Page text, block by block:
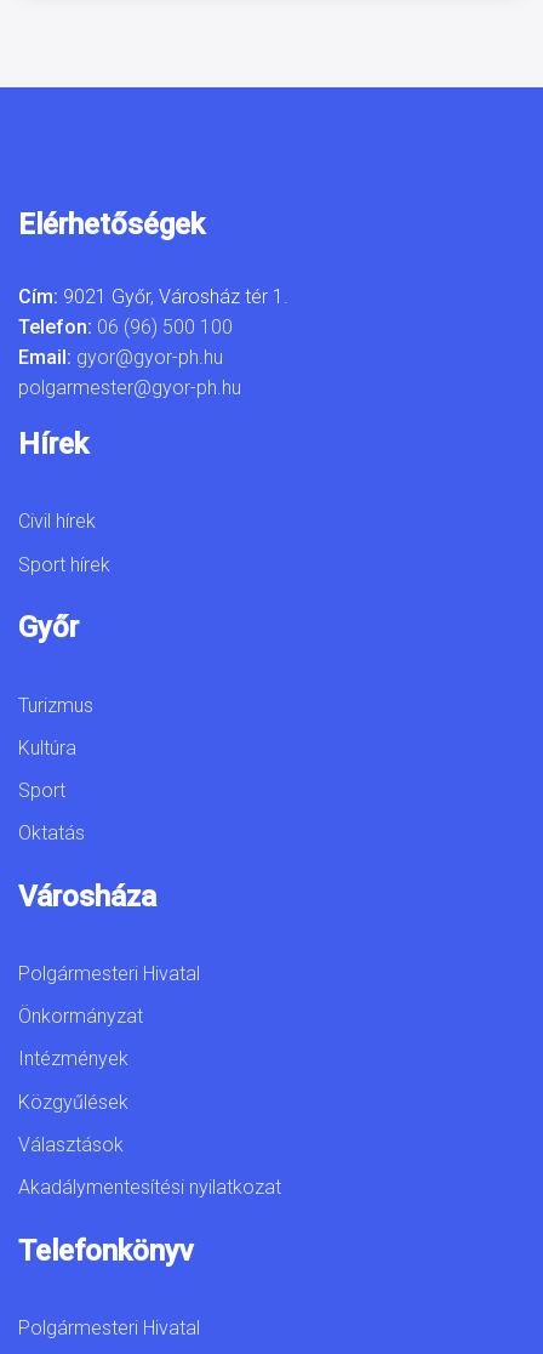
Elérhetőségek
Cím: 9021 Győr, Városház tér 1.
Telefon: 06 (96) 500 100
Email: gyor@gyor-ph.hu
polgarmester@gyor-ph.hu
Hírek
Civil hírek
Sport hírek
Győr
Turizmus
Kultúra
Sport
Oktatás
Városháza
Polgármesteri Hivatal
Önkormányzat
Intézmények
Közgyűlések
Választások
Akadálymentesítési nyilatkozat
Telefonkönyv
Polgármesteri Hivatal